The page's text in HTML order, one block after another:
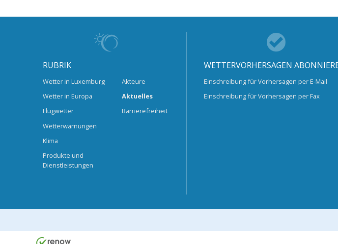
RUBRIK
Wetter in Luxemburg
Wetter in Europa
Flugwetter
Wetterwarnungen
Klima
Produkte und
Dienstleistungen
Akteure
Aktuelles
Barrierefreiheit
WETTERVORHERSAGEN
Einschreibung für Vorhersagen per E-Mail
Einschreibung für Vorhersagen per Fax